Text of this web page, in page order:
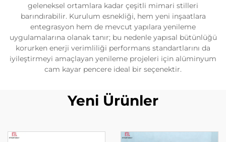
geleneksel ortamlara kadar çeşitli mimari stilleri
barındırabilir. Kurulum esnekliği, hem yeni inşaatlara
entegrasyon hem de mevcut yapılara yenileme
uygulamalarına olanak tanır; bu nedenle yapısal bütünlüğü
korurken enerji verimliliği performans standartlarını da
iyileştirmeyi amaçlayan yenileme projeleri için alüminyum
cam kayar pencere ideal bir seçenektir.
Yeni Ürünler